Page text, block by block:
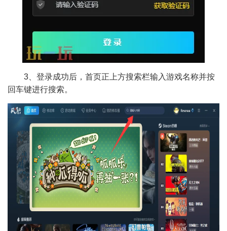
3、登录成功后，首页正上方搜索栏输入游戏名称并按
回车键进行搜索。